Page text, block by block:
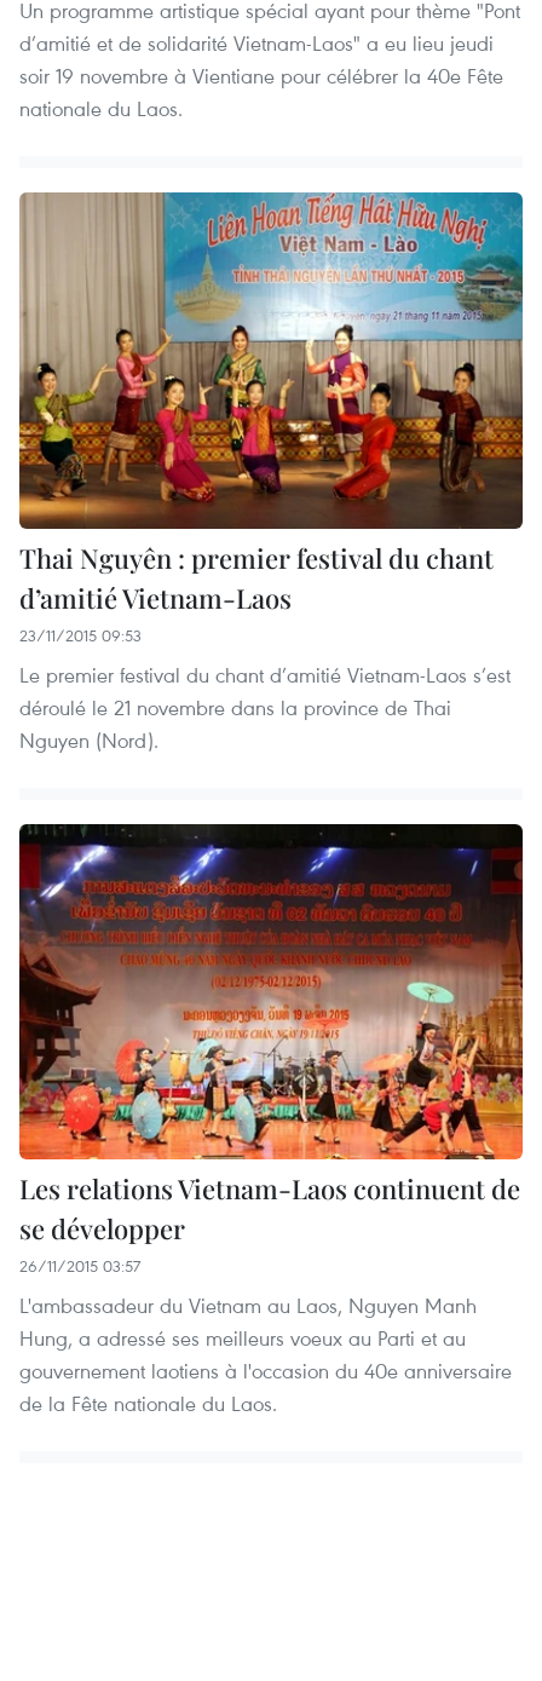
Un programme artistique spécial ayant pour thème "Pont
d’amitié et de solidarité Vietnam-Laos" a eu lieu jeudi
soir 19 novembre à Vientiane pour célébrer la 40e Fête
nationale du Laos.
Thai Nguyên : premier festival du chant
d’amitié Vietnam-Laos
23/11/2015 09:53
Le premier festival du chant d’amitié Vietnam-Laos s’est
déroulé le 21 novembre dans la province de Thai
Nguyen (Nord).
Les relations Vietnam-Laos continuent de
se développer
26/11/2015 03:57
L'ambassadeur du Vietnam au Laos, Nguyen Manh
Hung, a adressé ses meilleurs voeux au Parti et au
gouvernement laotiens ​à l'occasion du 40e anniversaire
de la Fête nationale du Laos.